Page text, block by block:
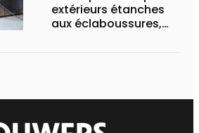
extérieurs étanches
aux éclaboussures,